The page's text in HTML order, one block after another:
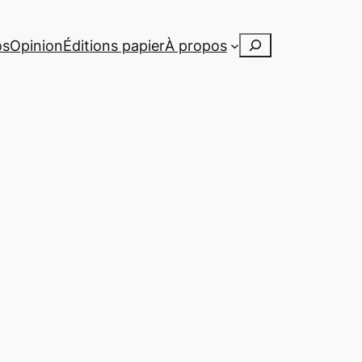
OpinionÉditions papierÀ propos Rechercher